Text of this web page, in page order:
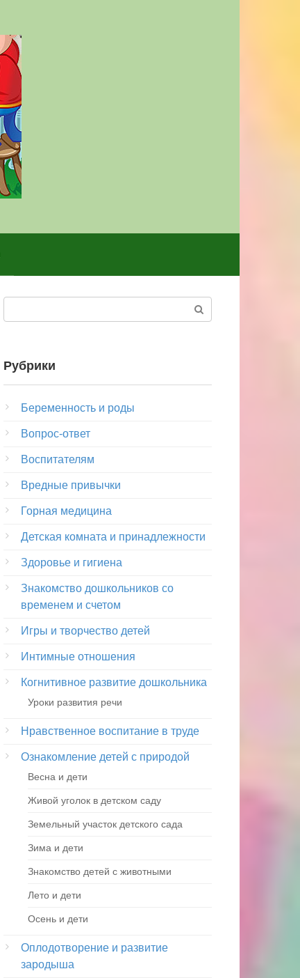
Рубрики
Беременность и роды
Вопрос-ответ
Воспитателям
Вредные привычки
Горная медицина
Детская комната и принадлежности
Здоровье и гигиена
Знакомство дошкольников со
временем и счетом
Игры и творчество детей
Интимные отношения
Когнитивное развитие дошкольника
Уроки развития речи
Нравственное воспитание в труде
Ознакомление детей с природой
Весна и дети
Живой уголок в детском саду
Земельный участок детского сада
Зима и дети
Знакомство детей с животными
Лето и дети
Осень и дети
Оплодотворение и развитие
зародыша